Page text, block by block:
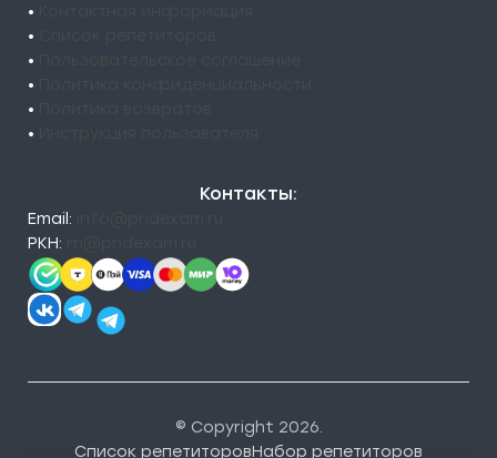
•
•
•
•
•
•
Контакты:
Email:
РКН:
© Copyright 2026.
Список репетиторовНабор репетиторов